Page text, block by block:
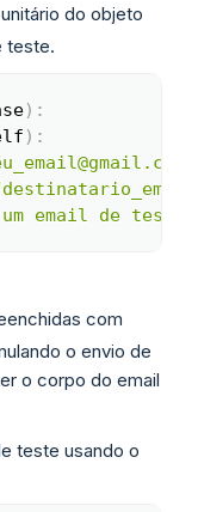
do objeto
teste.
) :
) :
email de
com
o envio de
o corpo do email
teste usando o